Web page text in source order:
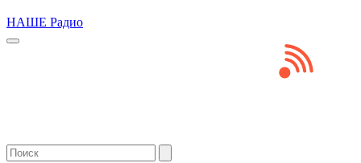
НАШЕ Радио